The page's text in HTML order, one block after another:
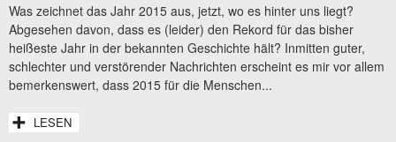
Was zeichnet das Jahr 2015 aus, jetzt, wo es hinter uns liegt?
Abgesehen davon, dass es (leider) den Rekord für das bisher
heißeste Jahr in der bekannten Geschichte hält? Inmitten guter,
schlechter und verstörender Nachrichten erscheint es mir vor allem
bemerkenswert, dass 2015 für die Menschen...
LESEN